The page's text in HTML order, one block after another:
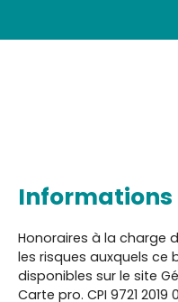
Informations
Honoraires à la charge
les risques auxquels ce
disponibles sur le site
Carte pro. CPI 9721 2019